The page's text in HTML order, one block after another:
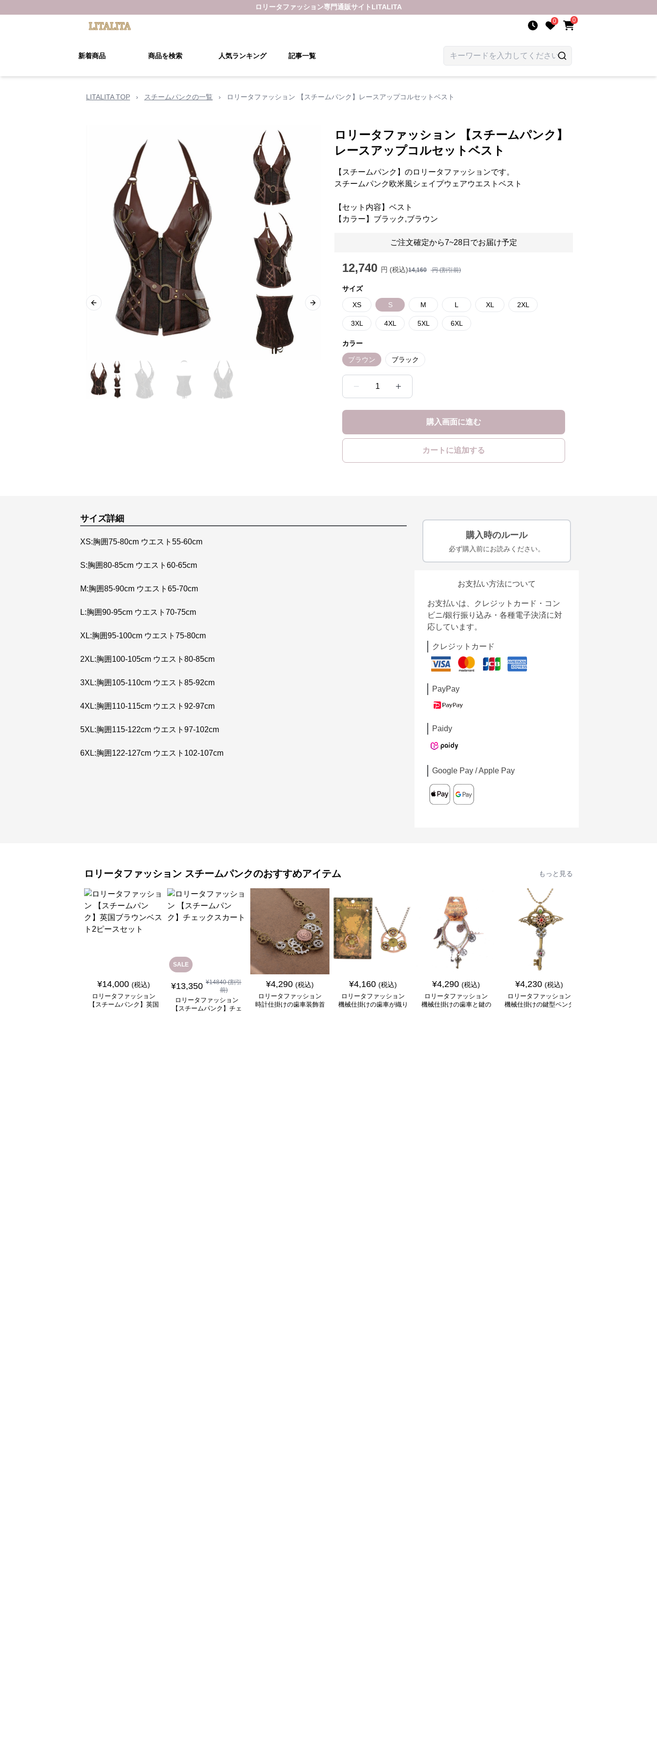
ロリータファッション専門通販サイト LITALITA
0 0
新着商品 商品を検索 人気ランキング 記事一覧
LITALITA TOP › スチームパンクの一覧 › ロリータファッション 【スチームパンク】レースアップコルセットベスト
Previous slide Next slide
ロリータファッション 【スチームパンク】
レースアップコルセットベスト
【スチームパンク】のロリータファッションです。
スチームパンク欧米風シェイプウェアウエストベスト
【セット内容】ベスト
【カラー】ブラック,ブラウン
ご注文確定から7~28日でお届け予定
12,740 円 (税込)14,160 円 (割引前)
サイズ
XS S M L XL 2XL
3XL 4XL 5XL 6XL
カラー
ブラウン ブラック
1
購入画面に進む
カートに追加する
サイズ詳細
XS:胸囲75-80cm ウエスト55-60cm
S:胸囲80-85cm ウエスト60-65cm
M:胸囲85-90cm ウエスト65-70cm
L:胸囲90-95cm ウエスト70-75cm
XL:胸囲95-100cm ウエスト75-80cm
2XL:胸囲100-105cm ウエスト80-85cm
3XL:胸囲105-110cm ウエスト85-92cm
4XL:胸囲110-115cm ウエスト92-97cm
5XL:胸囲115-122cm ウエスト97-102cm
6XL:胸囲122-127cm ウエスト102-107cm
購入時のルール
必ず購入前にお読みください。
お支払い方法について
お支払いは、クレジットカード・コン
ビニ/銀行振り込み・各種電子決済に対
応しています。
クレジットカード
PayPay
Paidy
Google Pay / Apple Pay
ロリータファッション スチームパンクのおすすめアイテム もっと見る
¥14,000 (税込)
ロリータファッション
【スチームパンク】英国
SALE
¥13,350 ¥14840(割引
前)
ロリータファッション
【スチームパンク】チェ
¥4,290 (税込)
ロリータファッション
時計仕掛けの歯車装飾首
¥4,160 (税込)
ロリータファッション
機械仕掛けの歯車が織り
¥4,290 (税込)
ロリータファッション
機械仕掛けの歯車と鍵の
¥4,230 (税込)
ロリータファッション
機械仕掛けの鍵型ペンダ